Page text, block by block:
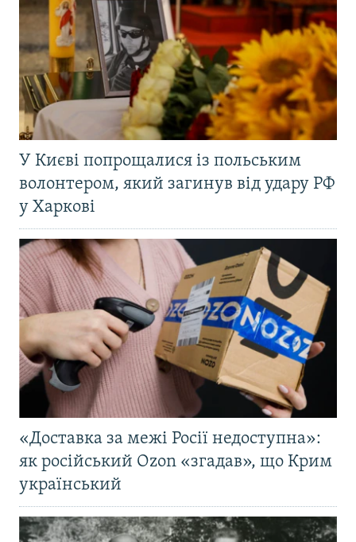
У Києві попрощалися із польським
волонтером, який загинув від удару РФ
у Харкові
«Доставка за межі Росії недоступна»:
як російський Ozon «згадав», що Крим
український